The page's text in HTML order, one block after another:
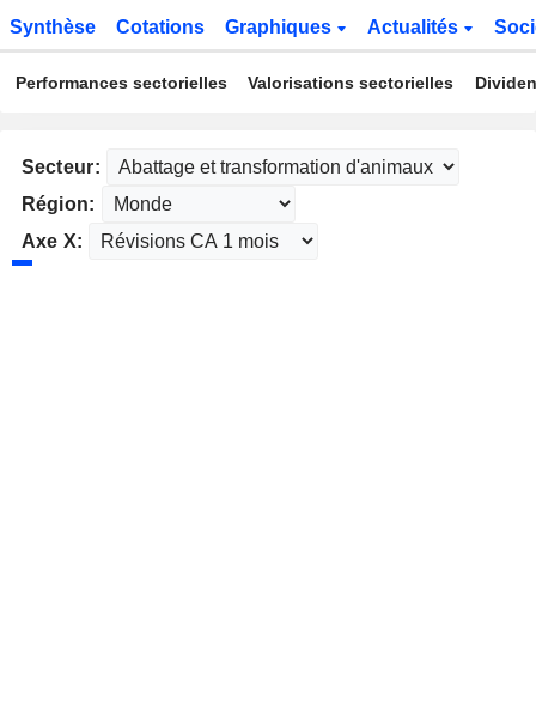
Synthèse Cotations Graphiques Actualités
Performances sectorielles Valorisations sectorielles
Secteur:
Région:
Axe X: